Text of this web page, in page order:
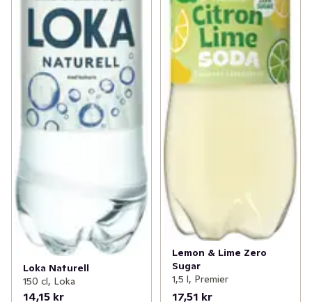
Loka Naturell
150 cl, Loka
14,15 kr
Lemon & Lime Zero
Sugar
1,5 l, Premier
17,51 kr